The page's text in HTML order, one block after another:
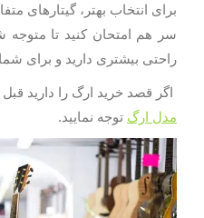
برای انتخاب بهتر، گیتارهای
سر هم امتحان کنید تا متوجه
راحتی بیشتری دارید و برای
اگر قصد خرید ارگ را دارید
مدل ارگ توجه نمایید.